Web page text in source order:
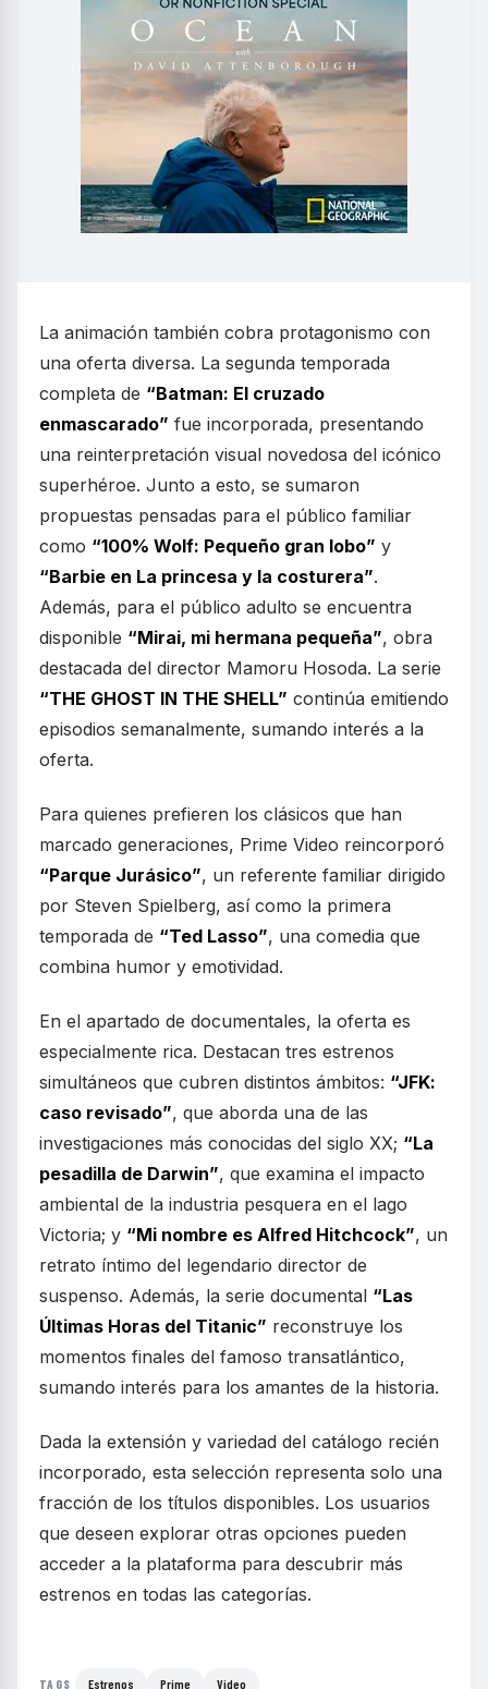
La animación también cobra protagonismo con
una oferta diversa. La segunda temporada
completa de “Batman: El cruzado
enmascarado” fue incorporada, presentando
una reinterpretación visual novedosa del icónico
superhéroe. Junto a esto, se sumaron
propuestas pensadas para el público familiar
como “100% Wolf: Pequeño gran lobo” y
“Barbie en La princesa y la costurera”.
Además, para el público adulto se encuentra
disponible “Mirai, mi hermana pequeña”, obra
destacada del director Mamoru Hosoda. La serie
“THE GHOST IN THE SHELL” continúa emitiendo
episodios semanalmente, sumando interés a la
oferta.
Para quienes prefieren los clásicos que han
marcado generaciones, Prime Video reincorporó
“Parque Jurásico”, un referente familiar dirigido
por Steven Spielberg, así como la primera
temporada de “Ted Lasso”, una comedia que
combina humor y emotividad.
En el apartado de documentales, la oferta es
especialmente rica. Destacan tres estrenos
simultáneos que cubren distintos ámbitos: “JFK:
caso revisado”, que aborda una de las
investigaciones más conocidas del siglo XX; “La
pesadilla de Darwin”, que examina el impacto
ambiental de la industria pesquera en el lago
Victoria; y “Mi nombre es Alfred Hitchcock”, un
retrato íntimo del legendario director de
suspenso. Además, la serie documental “Las
Últimas Horas del Titanic” reconstruye los
momentos finales del famoso transatlántico,
sumando interés para los amantes de la historia.
Dada la extensión y variedad del catálogo recién
incorporado, esta selección representa solo una
fracción de los títulos disponibles. Los usuarios
que deseen explorar otras opciones pueden
acceder a la plataforma para descubrir más
estrenos en todas las categorías.
TAGS Estrenos Prime Video